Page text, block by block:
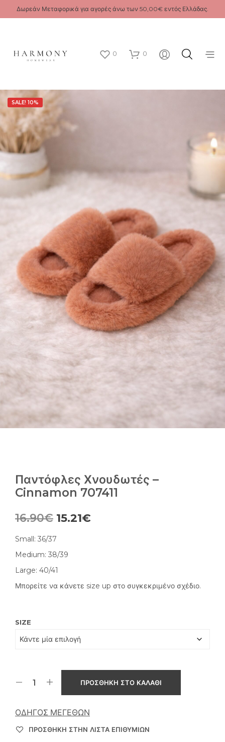
Δωρεάν Μεταφορικά για αγορές άνω των 50,00€ εντός Ελλάδας.
0 0
SALE! 10%
Παντόφλες Χνουδωτές –
Cinnamon 707411
16.90€ Original
price
was:
16.90€.
15.21€Η
15.21€.
Small: 36/37
Medium: 38/39
Large: 40/41
Μπορείτε να κάνετε size up στο συγκεκριμένο σχέδιο.
SIZE
ΠΡΟΣΘΉΚΗ ΣΤΟ ΚΑΛΆΘΙ
ΟΔΗΓΌΣ ΜΕΓΕΘΏΝ
ΠΡΌΣΘΉΚΗ ΣΤΗΝ ΛΊΣΤΑ ΕΠΙΘΥΜΙΏΝ